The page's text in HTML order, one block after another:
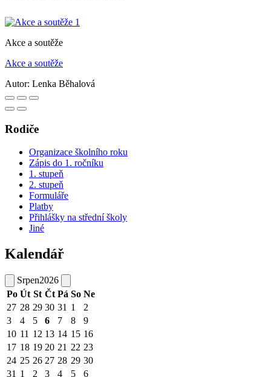
Akce a soutěže
Akce a soutěže
Autor: Lenka Běhalová
Rodiče
Organizace školního roku
Zápis do 1. ročníku
1. stupeň
2. stupeň
Formuláře
Platby
Přihlášky na střední školy
Jiné
Kalendář
Srpen2026
Po Út St Čt Pá So Ne
27 28 29 30 31 1
2
3
4 5 6 7 8
9
10 11 12 13 14 15 16
17 18 19 20 21 22 23
24 25 26 27 28 29 30
31 1 2 3 4 5 6